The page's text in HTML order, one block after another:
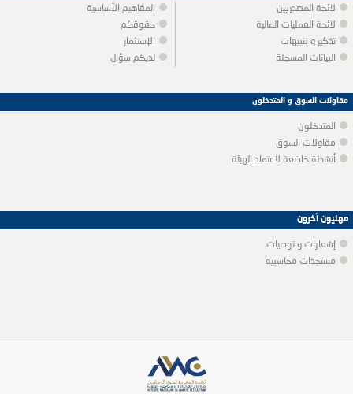
المفاهيم الأساسية
حقوقكم
الإستثمار
لديكم سؤال
لائحة المصدريين
لائحة العمليات المالية
تذكير و تنبيهات
البيانات المسجلة
مقاولات السوق و المتدخلون
المتدخلون
مقاولات السوق
أنشطة خاضعة لاعتماد الهيئة
مهنيون آخرون
إشعارات و توصيات
مستجدات محاسبية